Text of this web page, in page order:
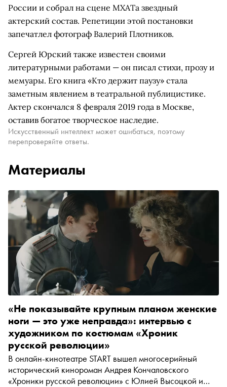
России и собрал на сцене МХАТа звездный
актерский состав. Репетиции этой постановки
запечатлел фотограф Валерий Плотников.
Сергей Юрский также известен своими
литературными работами — он писал стихи, прозу и
мемуары. Его книга «Кто держит паузу» стала
заметным явлением в театральной публицистике.
Актер скончался 8 февраля 2019 года в Москве,
оставив богатое творческое наследие.
Искусственный интеллект может ошибаться, поэтому
перепроверяйте ответы.
Материалы
«Не показывайте крупным планом женские
ноги — это уже неправда»: интервью с
художником по костюмам «Хроник
русской революции»
В онлайн-кинотеатре START вышел многосерийный
исторический кинороман Андрея Кончаловского
«Хроники русской революции» с Юлией Высоцкой и